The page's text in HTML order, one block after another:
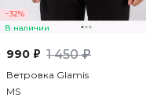
−32%
В наличии
990 ₽ 1 450 ₽
Ветровка Glamis
MS